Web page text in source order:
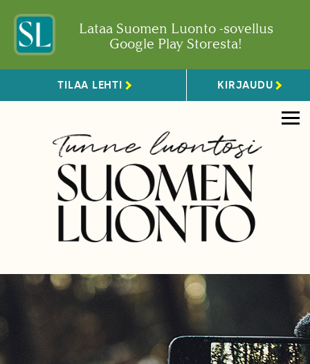
Lataa Suomen Luonto -sovellus
Google Play Storesta!
TILAA LEHTI KIRJAUDU